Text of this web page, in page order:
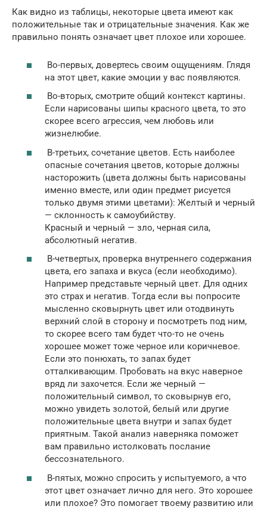
Как видно из таблицы, некоторые цвета имеют как
положительные так и отрицательные значения. Как же
правильно понять означает цвет плохое или хорошее.
Во-первых, довертесь своим ощущениям. Глядя
на этот цвет, какие эмоции у вас появляются.
Во-вторых, смотрите общий контекст картины.
Если нарисованы шипы красного цвета, то это
скорее всего агрессия, чем любовь или
жизнелюбие.
В-третьих, сочетание цветов. Есть наиболее
опасные сочетания цветов, которые должны
насторожить (цвета должны быть нарисованы
именно вместе, или один предмет рисуется
только двумя этими цветами): Желтый и черный
— склонность к самоубийству.
Красный и черный — зло, черная сила,
абсолютный негатив.
В-четвертых, проверка внутреннего содержания
цвета, его запаха и вкуса (если необходимо).
Например представьте черный цвет. Для одних
это страх и негатив. Тогда если вы попросите
мысленно сковырнуть цвет или отодвинуть
верхний слой в сторону и посмотреть под ним,
то скорее всего там будет что-то не очень
хорошее может тоже черное или коричневое.
Если это понюхать, то запах будет
отталкивающим. Пробовать на вкус наверное
вряд ли захочется. Если же черный —
положительный символ, то сковырнув его,
можно увидеть золотой, белый или другие
положительные цвета внутри и запах будет
приятным. Такой анализ наверняка поможет
вам правильно истолковать послание
бессознательного.
В-пятых, можно спросить у испытуемого, а что
этот цвет означает лично для него. Это хорошее
или плохое? Это помогает твоему развитию или